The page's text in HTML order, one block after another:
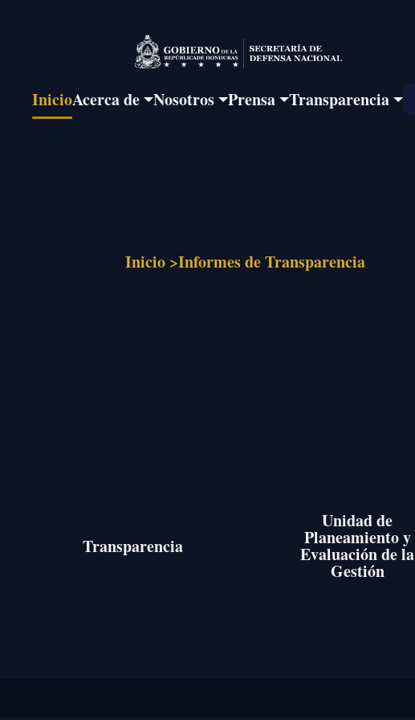
InicioAcerca de Nosotros Prensa Transparencia
Inicio >Informes de Transparencia
Transparencia
Unidad de
Planeamiento y
Evaluación de la
Gestión